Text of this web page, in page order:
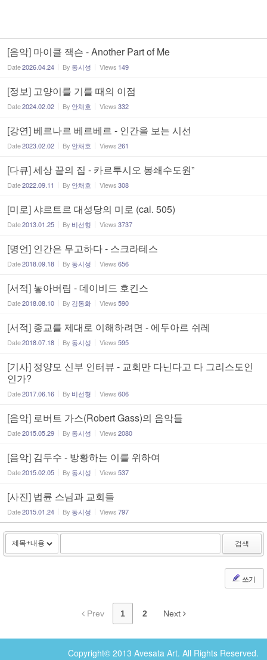
[음악] 마이클 잭슨 - Another Part of Me
Date2026.04.24 By 동시성 Views 149
[정보] 고양이를 기를 때의 이점
Date2024.02.02 By 안채호 Views332
[강연] 베르나르 베르베르 - 인간을 보는 시선
Date2023.02.02 By 안채호 Views261
[다큐] 세상 끝의 집 - 카르투시오 봉쇄수도원”
Date2022.09.11 By 안채호 Views308
[미로] 샤르트르 대성당의 미로 (cal. 505)
Date2013.01.25 By 비선형 Views3737
[명언] 인간은 무고하다 - 스크라테스
Date2018.09.18 By 동시성 Views656
[서적] 놓아버림 - 데이비드 호킨스
Date2018.08.10 By 김동화 Views590
[서적] 종교를 제대로 이해하려면 - 에두아르 쉬레
Date2018.07.18 By 동시성 Views595
[기사] 정양모 신부 인터뷰 - 교회만 다닌다고 다 그리스도인
인가?
Date2017.06.16 By 비선형 Views606
[음악] 로버트 가스(Robert Gass)의 음악들
Date2015.05.29 By 동시성 Views2080
[음악] 김두수 - 방황하는 이를 위하여
Date2015.02.05 By 동시성 Views537
[사진] 법륜 스님과 교회들
Date2015.01.24 By 동시성 Views797
검색
쓰기
Prev 1 2 Next
Copyright© 2013 Avesata Art. All Rights Reserved.